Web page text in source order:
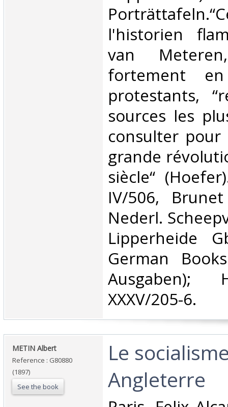
l'historien
van
fortement
protestants,
sources les
consulter
grande
siècle“
IV/506,
Nederl.
Lipperheide
German
Ausgaben);
XXXV/205-6. ‎
‎METIN Albert‎
Reference : G80880
(1897)
See the book
‎Le
Angleterre‎